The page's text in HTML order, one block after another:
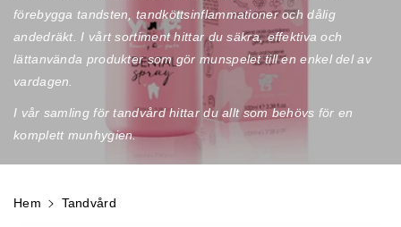
s
e
r
i
e
:
förebygga tandsten, tandköttsinflammationer och dålig
andedräkt. I vårt sortiment hittar du säkra, effektiva och
lättanvända produkter som gör munspelet till en enkel del av
vardagen.
​I vår samling för tandvård hittar du allt som behövs för en
komplett munhygien.
Hem Tandvård